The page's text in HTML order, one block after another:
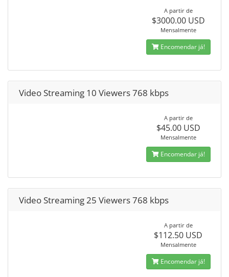
A partir de
$3000.00 USD
Mensalmente
Encomendar já!
Video Streaming 10 Viewers 768 kbps
A partir de
$45.00 USD
Mensalmente
Encomendar já!
Video Streaming 25 Viewers 768 kbps
A partir de
$112.50 USD
Mensalmente
Encomendar já!